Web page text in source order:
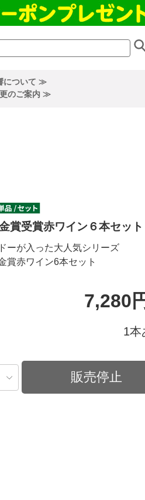
について ≫
のご案内 ≫
賞受賞赤ワイン６本セッ
ーが入った大人気シリーズ
賞赤ワイン6本セット
7,280
1本
販売停止